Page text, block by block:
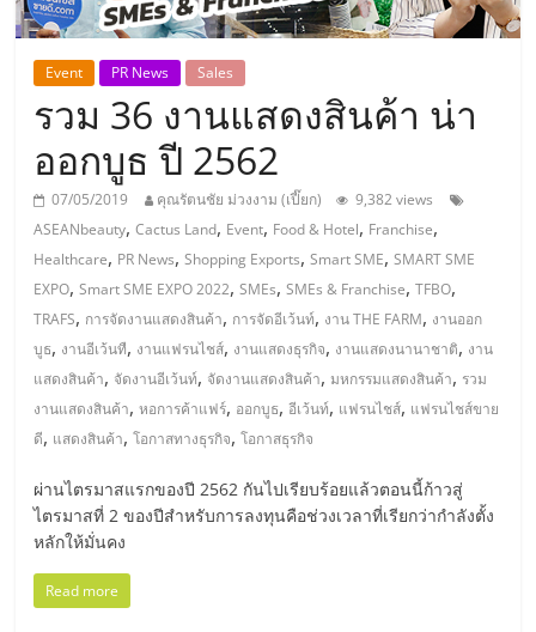
ธุรกิจ
เอ
ส
เอ็
มอี
ไทย,
SMEs,
แฟ
รน
Event PR News Sales
รวม 36 งานแสดงสินค้า น่า
ออกบูธ ปี 2562
07/05/2019 คุณรัตนชัย ม่วงงาม (เปี๊ยก)
9,382 views
ASEANbeauty,Cactus Land, Event, Food & Hotel, Franchise,
Healthcare, PR News,Shopping Exports,Smart SME,SMART SME
EXPO,Smart SME EXPO 2022,SMEs,SMEs & Franchise,TFBO,
TRAFS, การจัดงานแสดงสินค้า, การจัดอีเว้นท์, งาน THE FARM, งานออก
บูธ, งานอีเว้นทื, งานแฟรนไชส์, งานแสดงธุรกิจ, งานแสดงนานาชาติ, งาน
แสดงสินค้า, จัดงานอีเว้นท์, จัดงานแสดงสินค้า,มหกรรมแสดงสินค้า, รวม
งานแสดงสินค้า,หอการค้าแฟร์, ออกบูธ,อีเว้นท์, แฟรนไชส์, แฟรนไชส์ขาย
ดี, แสดงสินค้า,โอกาสทางธุรกิจ,โอกาสธุรกิจ
ผ่านไตรมาสแรกของปี 2562 กันไปเรียบร้อยแล้วตอนนี้ก้าวสู่
ไตรมาสที่ 2 ของปีสำหรับการลงทุนคือช่วงเวลาที่เรียกว่ากำลังตั้ง
หลักให้มั่นคง
Read more